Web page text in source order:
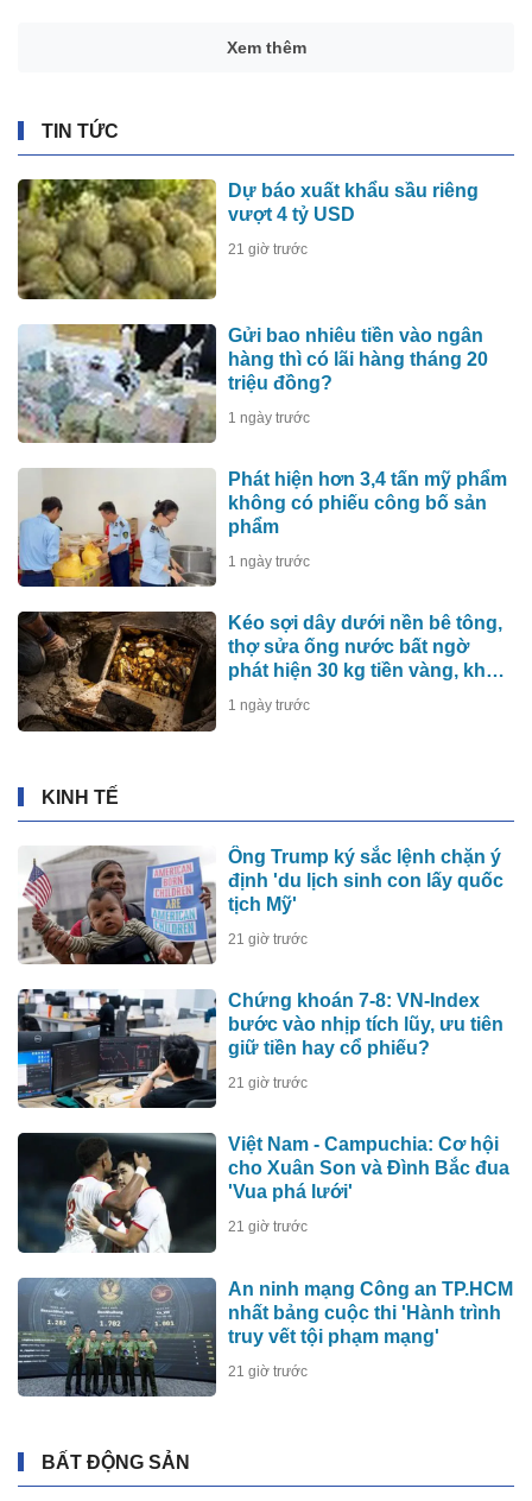
Xem thêm
TIN TỨC
Dự báo xuất khẩu sầu riêng
vượt 4 tỷ USD
21 giờ trước
Gửi bao nhiêu tiền vào ngân
hàng thì có lãi hàng tháng 20
triệu đồng?
1 ngày trước
Phát hiện hơn 3,4 tấn mỹ phẩm
không có phiếu công bố sản
phẩm
1 ngày trước
Kéo sợi dây dưới nền bê tông,
thợ sửa ống nước bất ngờ
phát hiện 30 kg tiền vàng, khu
vực lập tức bị phong tỏa
1 ngày trước
KINH TẾ
Ông Trump ký sắc lệnh chặn ý
định 'du lịch sinh con lấy quốc
tịch Mỹ'
21 giờ trước
Chứng khoán 7-8: VN-Index
bước vào nhịp tích lũy, ưu tiên
giữ tiền hay cổ phiếu?
21 giờ trước
Việt Nam - Campuchia: Cơ hội
cho Xuân Son và Đình Bắc đua
'Vua phá lưới'
21 giờ trước
An ninh mạng Công an TP.HCM
nhất bảng cuộc thi 'Hành trình
truy vết tội phạm mạng'
21 giờ trước
BẤT ĐỘNG SẢN